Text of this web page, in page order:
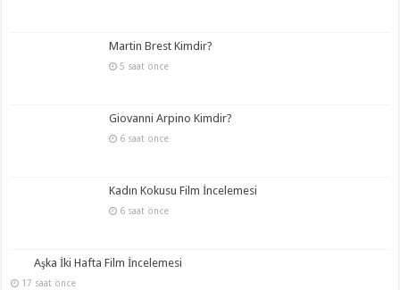
Martin Brest Kimdir?
5 saat önce
Giovanni Arpino Kimdir?
6 saat önce
Kadın Kokusu Film İncelemesi
6 saat önce
Aşka İki Hafta Film İncelemesi
17 saat önce